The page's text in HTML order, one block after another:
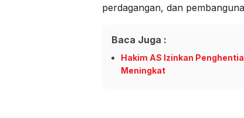
perdagangan, dan
Baca Juga :
Hakim AS Izinkan
Meningkat